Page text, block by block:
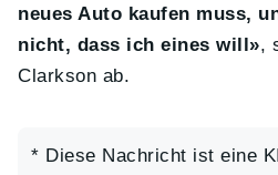
neues Auto kaufen muss,
nicht, dass ich eines will»,
Clarkson ab.
* Diese Nachricht ist eine